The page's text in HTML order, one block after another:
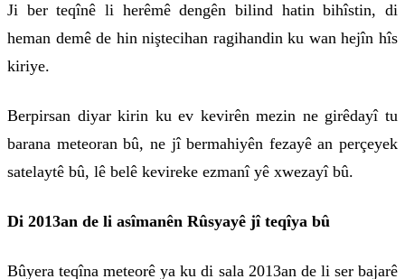
Ji ber teqînê li herêmê dengên bilind hatin bihîstin, di
heman demê de hin niştecihan ragihandin ku wan hejîn hîs
kiriye.
Berpirsan diyar kirin ku ev kevirên mezin ne girêdayî tu
barana meteoran bû, ne jî bermahiyên fezayê an perçeyek
satelaytê bû, lê belê kevireke ezmanî yê xwezayî bû.
Di 2013an de li asîmanên Rûsyayê jî teqîya bû
Bûyera teqîna meteorê ya ku di sala 2013an de li ser bajarê